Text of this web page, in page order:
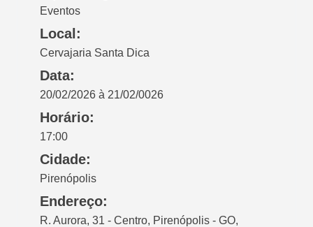
Eventos
Local:
Cervajaria Santa Dica
Data:
20/02/2026 à 21/02/0026
Horário:
17:00
Cidade:
Pirenópolis
Endereço:
R. Aurora, 31 - Centro, Pirenópolis - GO,